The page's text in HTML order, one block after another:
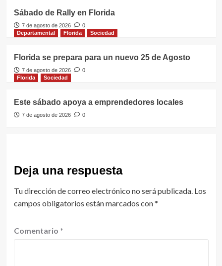
Sábado de Rally en Florida
7 de agosto de 2026
0
Departamental
Florida Sociedad
Florida se prepara para un nuevo 25 de Agosto
7 de agosto de 2026
0
Florida
Sociedad
Este sábado apoya a emprendedores locales
7 de agosto de 2026 0
Deja una respuesta
Tu dirección de correo electrónico no será publicada. Los
campos obligatorios están marcados con*
Comentario *